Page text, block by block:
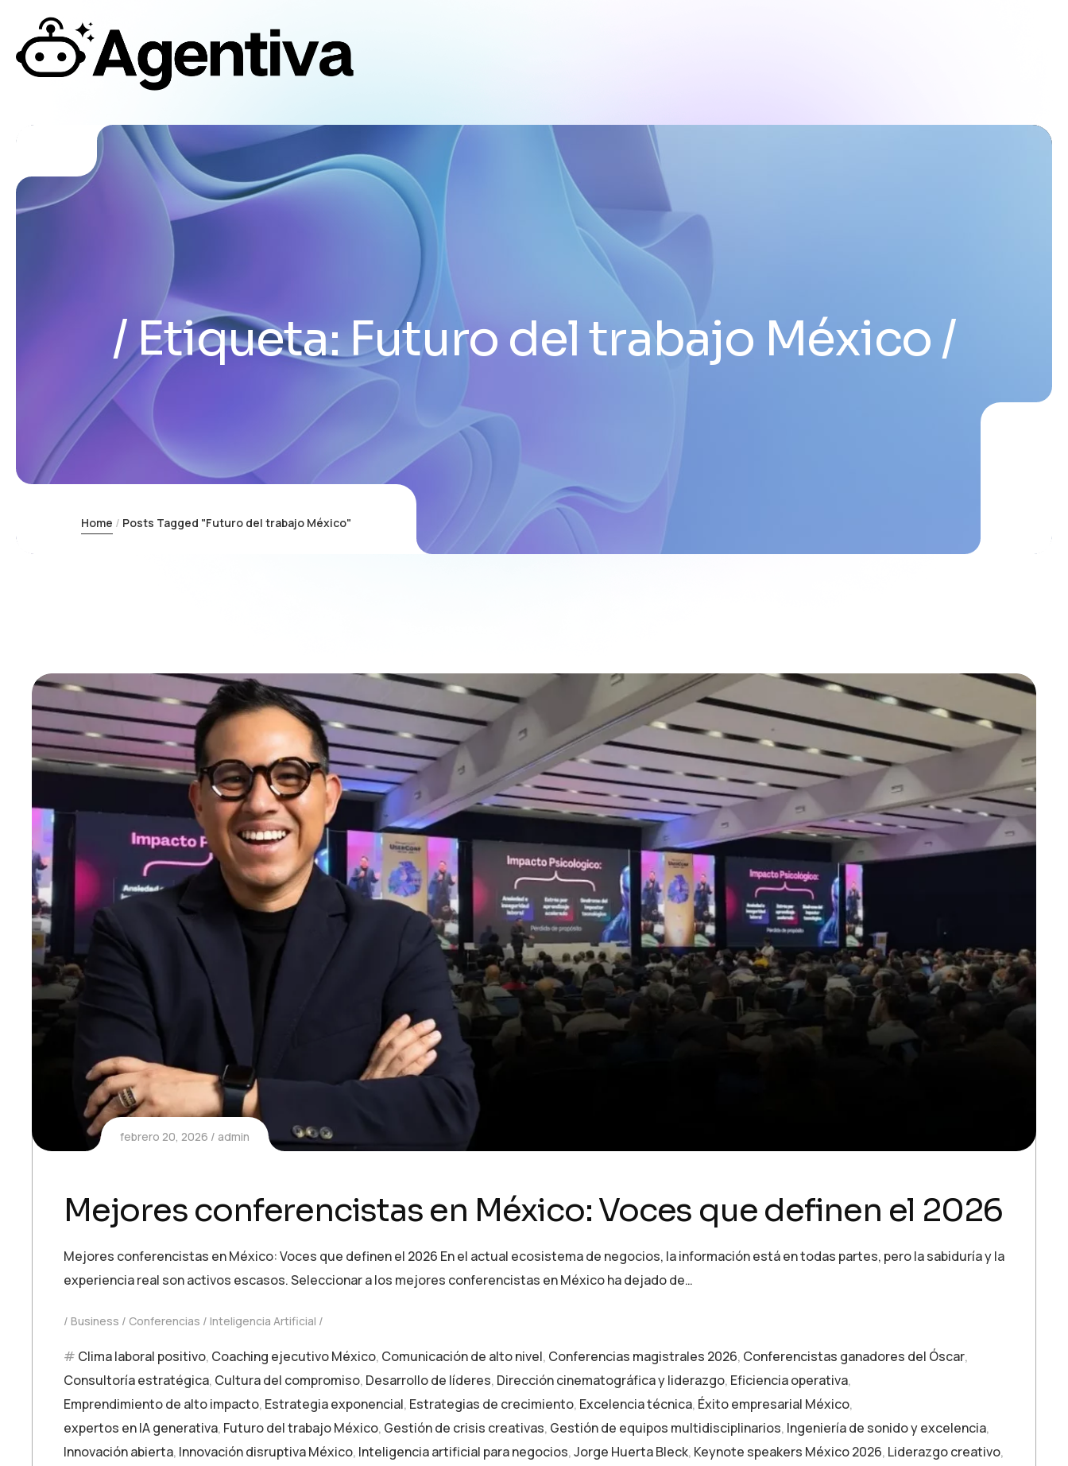
Etiqueta:Futuro del trabajo México
Home Posts Tagged "Futuro del trabajo México"
febrero 20, 2026 admin
Mejores conferencistas en México: Voces que definen el 2026
Mejores conferencistas en México: Voces que definen el 2026 En el actual ecosistema de negocios, la información está en todas partes, pero la sabiduría y la
experiencia real son activos escasos. Seleccionar a los mejores conferencistas en México ha dejado de…
Business Conferencias Inteligencia Artificial
Clima laboral positivo, Coaching ejecutivo México, Comunicación de alto nivel, Conferencias magistrales 2026, Conferencistas ganadores del Óscar,
Consultoría estratégica, Cultura del compromiso, Desarrollo de líderes, Dirección cinematográfica y liderazgo, Eficiencia operativa,
Emprendimiento de alto impacto, Estrategia exponencial, Estrategias de crecimiento, Excelencia técnica, Éxito empresarial México,
expertos en IA generativa, Futuro del trabajo México, Gestión de crisis creativas, Gestión de equipos multidisciplinarios, Ingeniería de sonido y excelencia,
Innovación abierta, Innovación disruptiva México, Inteligencia artificial para negocios,Jorge Huerta Bleck, Keynote speakers México 2026, Liderazgo creativo,